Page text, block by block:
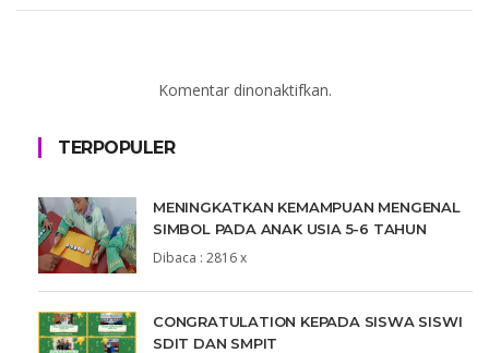
Komentar dinonaktifkan.
TERPOPULER
MENINGKATKAN KEMAMPUAN MENGENAL
SIMBOL PADA ANAK USIA 5-6 TAHUN
Dibaca : 2816 x
CONGRATULATION KEPADA SISWA SISWI
SDIT DAN SMPIT